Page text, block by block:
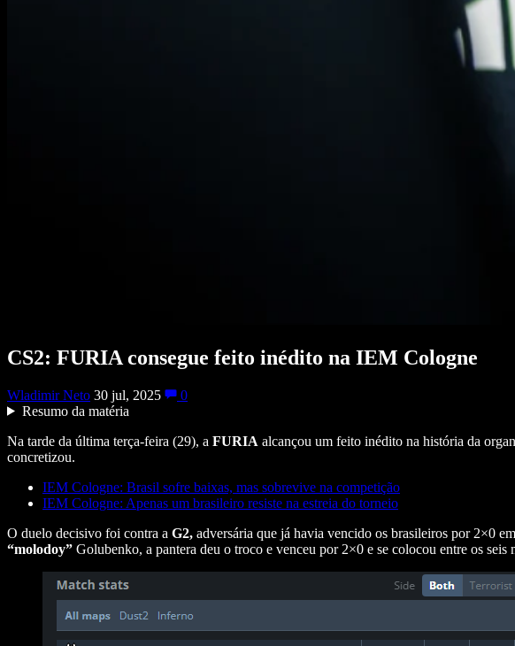
CS2: FURIA consegue feito inédito na IEM Cologne
Wladimir Neto 30 jul, 2025
0
Resumo da matéria
Na tarde da última terça-feira (29), a FURIA alcançou um feito inédito na história da
concretizou.
IEM Cologne: Brasil sofre baixas, mas sobrevive na competição
IEM Cologne: Apenas um brasileiro resiste na estreia do torneio
O duelo decisivo foi contra a G2, adversária que já havia vencido os brasileiros por 2×0
“molodoy” Golubenko, a pantera deu o troco e venceu por 2×0 e se colocou entre os seis